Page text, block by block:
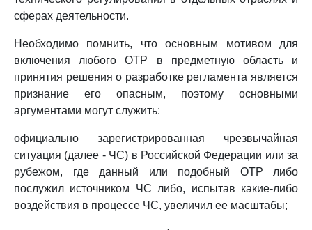
сферах деятельности.
Необходимо помнить, что основным мотивом для
включения любого ОТР в предметную область и
принятия решения о разработке регламента является
признание его опасным, поэтому основными
аргументами могут служить:
официально зарегистрированная чрезвычайная
ситуация (далее - ЧС) в Российской Федерации или за
рубежом, где данный или подобный ОТР либо
послужил источником ЧС либо, испытав какие-либо
воздействия в процессе ЧС, увеличил ее масштабы;